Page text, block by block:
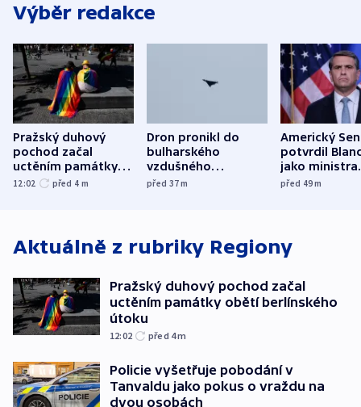
Výběr redakce
Pražský duhový
pochod začal
uctěním památky
obětí berlínského
12:02 před 4 m
Dron pronikl do
bulharského
vzdušného
prostoru,
před 37m
Americký
potvrdil
jako ministra
před 49m
Aktuálně z rubriky Regiony
Pražský duhový pochod začal
uctěním památky obětí berlínského
útoku
12:02 před 4m
Policie vyšetřuje pobodání v
Tanvaldu jako pokus o vraždu na
dvou osobách